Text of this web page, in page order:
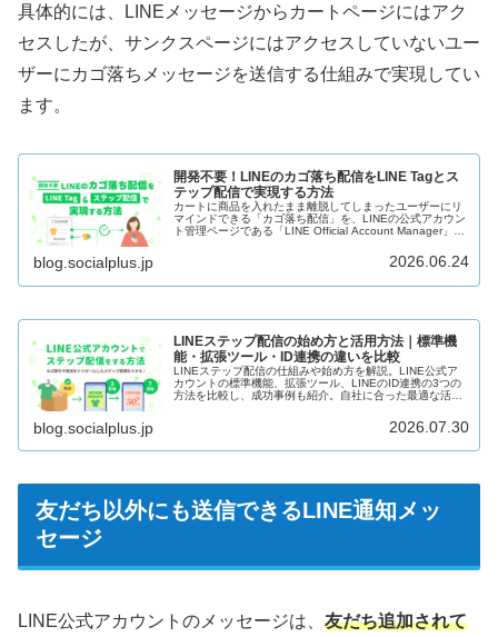
具体的には、LINEメッセージからカートページにはアク
セスしたが、サンクスページにはアクセスしていないユー
ザーにカゴ落ちメッセージを送信する仕組みで実現してい
ます。
開発不要！LINEのカゴ落ち配信をLINE Tagとス
テップ配信で実現する方法
カートに商品を入れたまま離脱してしまったユーザーにリ
マインドできる「カゴ落ち配信」を、LINEの公式アカウン
ト管理ページである「LINE Official Account Manager」の
ス・ステップ配信）だけを使ってできる方法を伝授しま
blog.socialplus.jp 2026.06.24
LINEステップ配信の始め方と活用方法｜標準機
能・拡張ツール・ID連携の違いを比較
LINEステップ配信の仕組みや始め方を解説。LINE公式ア
カウントの標準機能、拡張ツール、LINEのID連携の3つの
方法を比較し、成功事例も紹介。自社に合った最適な活用
blog.socialplus.jp 2026.07.30
友だち以外にも送信できるLINE通知メッ
セージ
LINE公式アカウントのメッセージは、 友だち追加されて